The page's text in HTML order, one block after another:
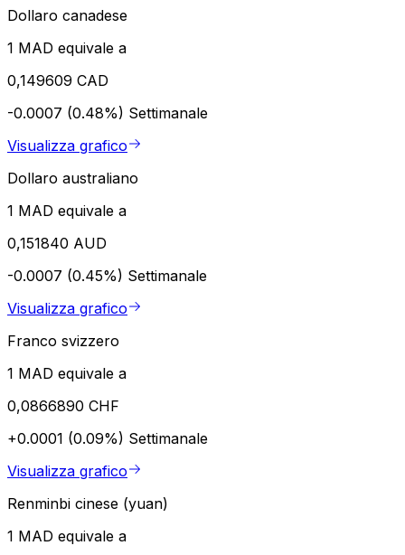
Dollaro canadese
1 MAD equivale a
0,149609 CAD
-0.0007 (0.48%) Settimanale
Visualizza grafico
Dollaro australiano
1 MAD equivale a
0,151840 AUD
-0.0007 (0.45%) Settimanale
Visualizza grafico
Franco svizzero
1 MAD equivale a
0,0866890 CHF
+0.0001 (0.09%) Settimanale
Visualizza grafico
Renminbi cinese (yuan)
1 MAD equivale a